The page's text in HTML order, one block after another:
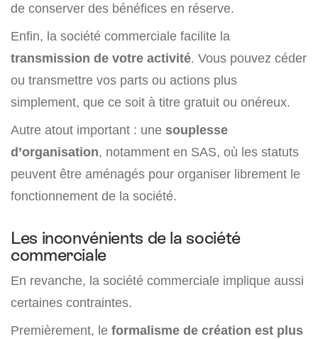
de conserver des bénéfices en réserve.
Enfin, la société commerciale facilite la
transmission de votre activité. Vous pouvez céder
ou transmettre vos parts ou actions plus
simplement, que ce soit à titre gratuit ou onéreux.
Autre atout important : une souplesse
d’organisation, notamment en SAS, où les statuts
peuvent être aménagés pour organiser librement le
fonctionnement de la société.
Les inconvénients de la société
commerciale
En revanche, la société commerciale implique aussi
certaines contraintes.
Premièrement, le formalisme de création est plus